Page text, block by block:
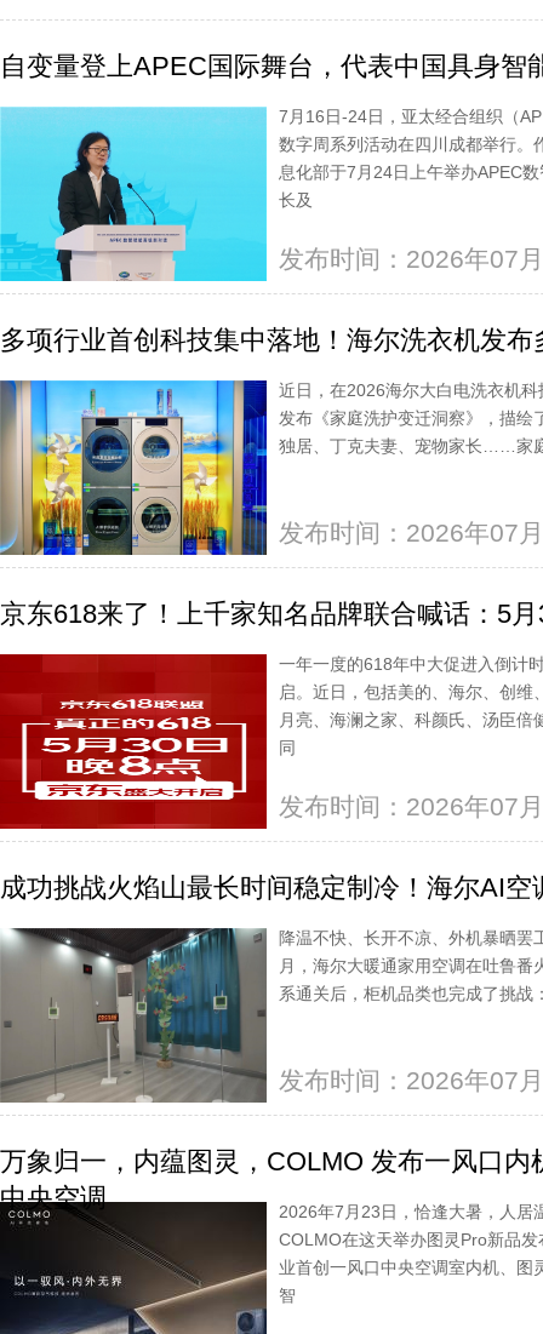
自变量登上APEC国际舞台，代表中国具身智
7月16日-24日，亚太经合组织（
数字周系列活动在四川成都举行。
息化部于7月24日上午举办APEC
长及
发布时间：2026年07
多项行业首创科技集中落地！海尔洗衣机发
近日，在2026海尔大白电洗衣机
发布《家庭洗护变迁洞察》，描绘
独居、丁克夫妻、宠物家长……家
发布时间：2026年07
京东618来了！上千家知名品牌联合喊话：5
一年一度的618年中大促进入倒计
启。近日，包括美的、海尔、创
月亮、海澜之家、科颜氏、汤臣
同
发布时间：2026年07
成功挑战火焰山最长时间稳定制冷！海尔AI空
降温不快、长开不凉、外机暴晒
月，海尔大暖通家用空调在吐鲁
系通关后，柜机品类也完成了挑战
发布时间：2026年07
万象归一，内蕴图灵，COLMO 发布一风口
中央空调
2026年7月23日，恰逢大暑，人居
COLMO在这天举办图灵Pro新品
业首创一风口中央空调室内机、图
智